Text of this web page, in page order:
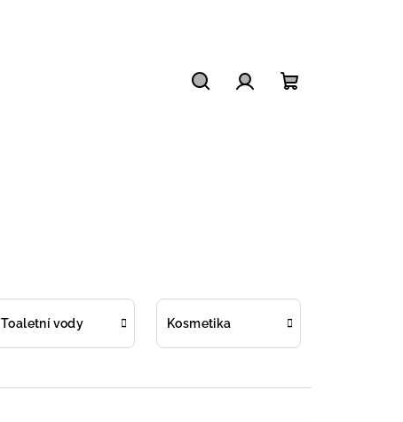
Toaletní vody Kosmetika